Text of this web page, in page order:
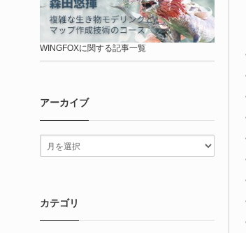
WINGFOXに関する記事一覧
アーカイブ
カテゴリ